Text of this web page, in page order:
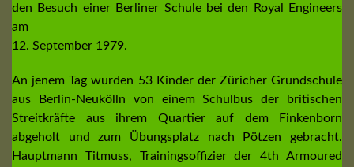
den Besuch einer Berliner Schule bei den Royal Engineers
am
12. September 1979.
An jenem Tag wurden 53 Kinder der Züricher Grundschule
aus Berlin-Neukölln von einem Schulbus der britischen
Streitkräfte aus ihrem Quartier auf dem Finkenborn
abgeholt und zum Übungsplatz nach Pötzen gebracht.
Hauptmann Titmuss, Trainingsoffizier der 4th Armoured